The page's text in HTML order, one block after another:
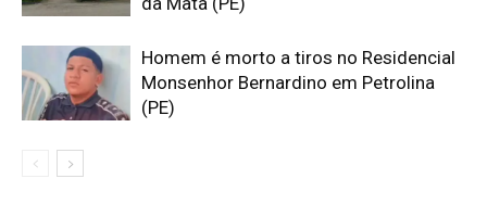
Homem é morto a tiros no Residencial
Monsenhor Bernardino em Petrolina
(PE)